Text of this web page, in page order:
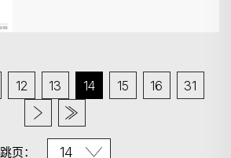
12 13 14 15 16 31
跳页：